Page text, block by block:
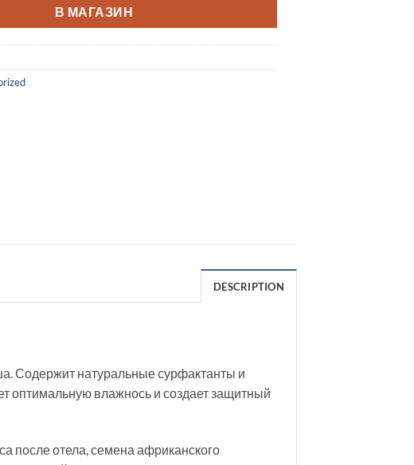
В МАГАЗИН
DESCRIPTION
Содержит натуральные сурфактанты и
оптимальную влажнось и создает защитный
после отела, семена африканского